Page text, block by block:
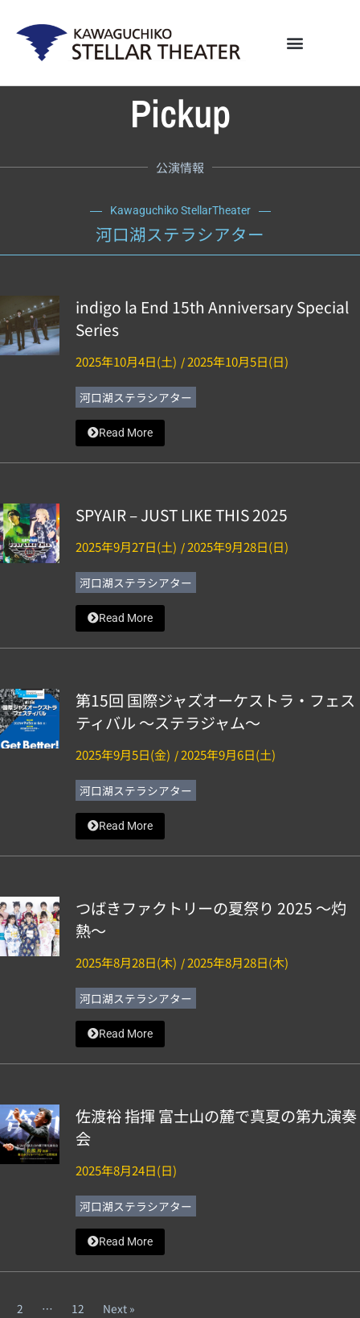
ッ
Pickup
公演情報
Kawaguchiko StellarTheater
河口湖ステラシアター
indigo la End 15th Anniversary Special
Series
2025年10月4日(土) /2025年10月5日(日)
河口湖ステラシアター
Read More
SPYAIR – JUST LIKE THIS 2025
2025年9月27日(土) /2025年9月28日(日)
河口湖ステラシアター
Read More
第15回 国際ジャズオーケストラ・フェス
ティバル ～ステラジャム～
2025年9月5日(金) /2025年9月6日(土)
河口湖ステラシアター
Read More
つばきファクトリーの夏祭り 2025 ～灼
熱～
2025年8月28日(木) /2025年8月28日(木)
河口湖ステラシアター
Read More
佐渡裕 指揮 富士山の麓で真夏の第九演奏
会
2025年8月24日(日)
河口湖ステラシアター
Read More
2 … 12 Next »